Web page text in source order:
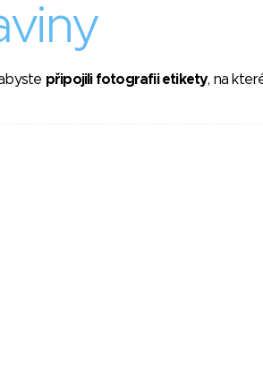
připojili fotografii etikety, na